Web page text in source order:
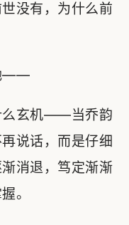
没有，为什么前
——
么玄机——当乔韵
说话，而是仔细
消退，笃定渐渐
。